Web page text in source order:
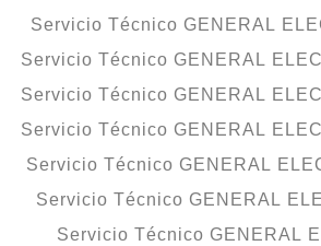
Servicio Técnico GENERAL
Servicio Técnico GENERAL
Servicio Técnico GENERAL
Servicio Técnico GENERAL
Servicio Técnico GENERAL
Servicio Técnico GENERAL
Servicio Técnico GENERAL